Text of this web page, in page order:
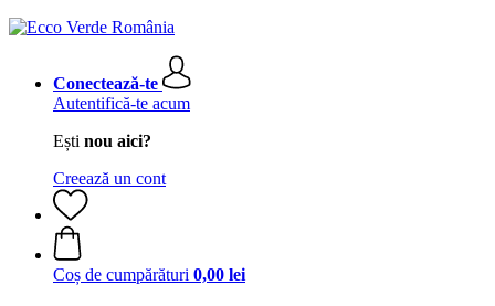
Conectează-te
Autentifică-te acum
Ești nou aici?
Creează un cont
Coș de cumpărături 0,00 lei